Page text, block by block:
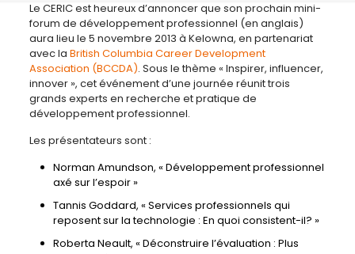
Le CERIC est heureux d’annoncer que son prochain mini-
forum de développement professionnel (en anglais)
aura lieu le 5 novembre 2013 à Kelowna, en partenariat
avec la British Columbia Career Development
Association (BCCDA). Sous le thème « Inspirer, influencer,
innover », cet événement d’une journée réunit trois
grands experts en recherche et pratique de
développement professionnel.
Les présentateurs sont :
Norman Amundson, « Développement professionnel
axé sur l’espoir »
Tannis Goddard, « Services professionnels qui
reposent sur la technologie : En quoi consistent-il? »
Roberta Neault, « Déconstruire l’évaluation : Plus